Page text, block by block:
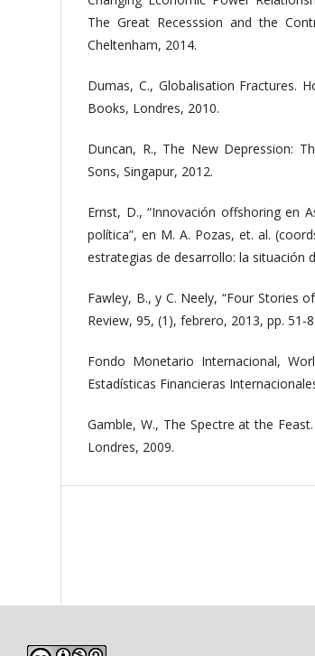
The Great Recesssion and the
Cheltenham, 2014.
Dumas, C., Globalisation Fractures.
Books, Londres, 2010.
Duncan, R., The New Depression:
Sons, Singapur, 2012.
Ernst, D., “Innovación offshoring en
política”, en M. A. Pozas, et. al.
estrategias de desarrollo: la situación
Fawley, B., y C. Neely, “Four Stories
Review, 95, (1), febrero, 2013, pp. 51-
Fondo Monetario Internacional,
Estadísticas Financieras
Gamble, W., The Spectre at the
Londres, 2009.